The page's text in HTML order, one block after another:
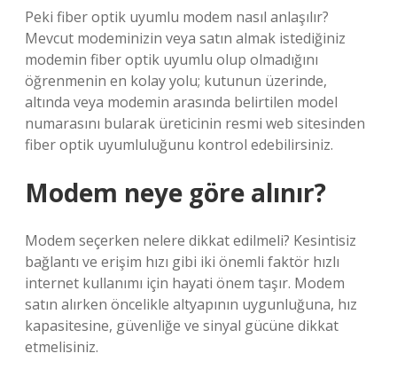
Peki fiber optik uyumlu modem nasıl anlaşılır?
Mevcut modeminizin veya satın almak istediğiniz
modemin fiber optik uyumlu olup olmadığını
öğrenmenin en kolay yolu; kutunun üzerinde,
altında veya modemin arasında belirtilen model
numarasını bularak üreticinin resmi web sitesinden
fiber optik uyumluluğunu kontrol edebilirsiniz.
Modem neye göre alınır?
Modem seçerken nelere dikkat edilmeli? Kesintisiz
bağlantı ve erişim hızı gibi iki önemli faktör hızlı
internet kullanımı için hayati önem taşır. Modem
satın alırken öncelikle altyapının uygunluğuna, hız
kapasitesine, güvenliğe ve sinyal gücüne dikkat
etmelisiniz.